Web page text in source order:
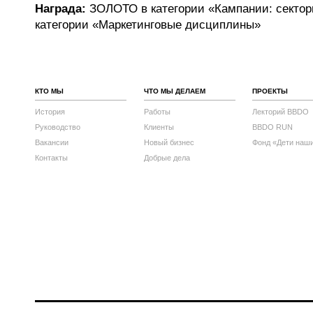
Награда: ЗОЛОТО в категории «Кампании:
категории «Маркетинговые дисциплины»
КТО МЫ
История
Руководство
Вакансии
Контакты
ЧТО МЫ ДЕЛАЕМ
Работы
Клиенты
Новый бизнес
Добрые дела
ПРОЕКТЫ
Лекторий BBDO
BBDO RUN
Фонд «Дети